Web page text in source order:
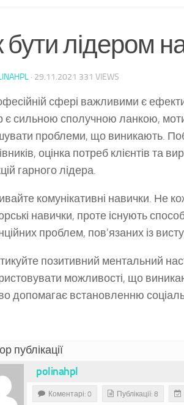
бути лідером
· 29.11.2021 331 VIEWS
сфері важливими є
є сильною сполучною ланкою,
проблеми, що виникають.
оцінка потреб клієнтів та
гарного лідера.
комунікативні навички. Не
навички, проте існують
проблем, пов’язаних із
позитивний ментальний
можливості, що
допомагає встановленню
публікації
polinahpl
Коментарі: 0 Публікації: 8